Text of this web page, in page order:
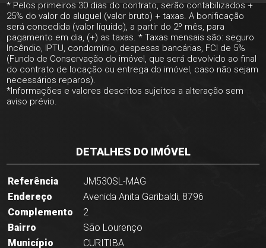
* Pelos primeiros 30 dias do contrato, serão contabilizados +
25% do valor do aluguel (valor bruto) + taxas. A bonificação
será concedida (valor líquido), a partir do 2º mês, para
pagamento em dia, (+) as taxas. * Taxas mensais são: seguro
Incêndio, IPTU, condomínio, despesas bancárias, FCI de 5%
(Fundo de Conservação do imóvel, que será devolvido ao final
do contrato de locação ou entrega do imóvel, caso não sejam
necessários reparos).
*Informações e valores descritos sujeitos a alteração sem
aviso prévio.
DETALHES DO IMÓVEL
Referência
JM530SL-MAG
Endereço
Avenida Anita Garibaldi, 8796
Complemento
2
Bairro
São Lourenço
Município
CURITIBA